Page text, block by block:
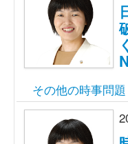
その他の時事問題